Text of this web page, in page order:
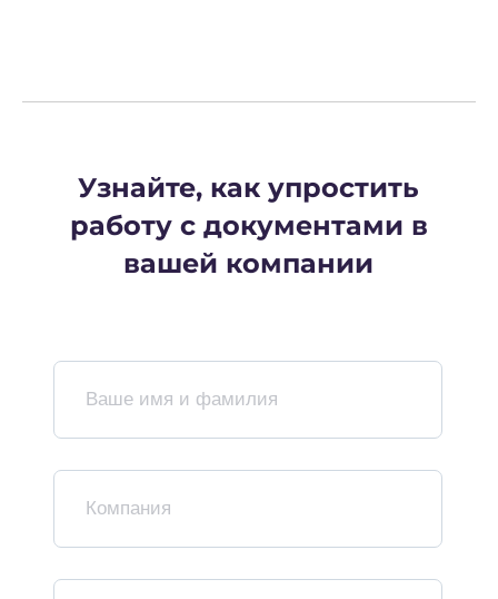
г. Москва, ИЦ Сколково, Большой бульвар, д.
42, стр. 1, эт. 0, пом. 264, рм 4